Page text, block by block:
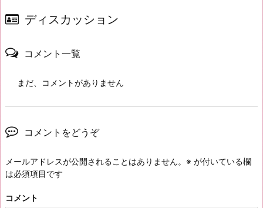
ディスカッション
コメント一覧
まだ、コメントがありません
コメントをどうぞ
メールアドレスが公開されることはありません。 ※ が付いている欄
は必須項目です
コメント